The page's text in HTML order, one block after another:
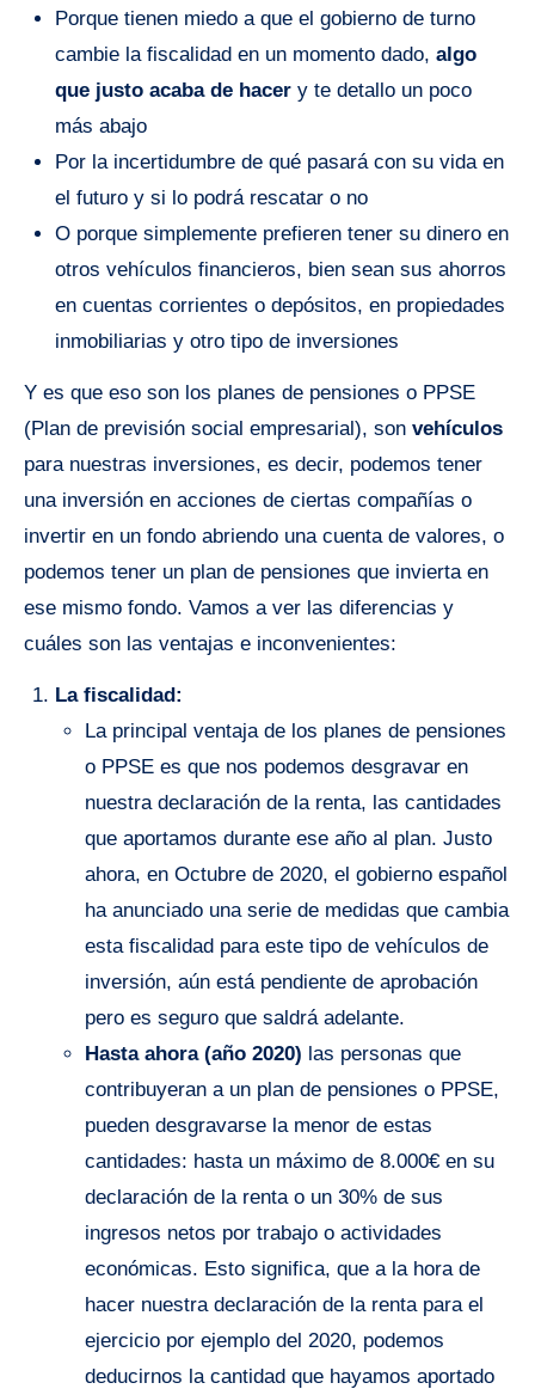
Porque tienen miedo a que el gobierno de turno
cambie la fiscalidad en un momento dado, algo
que justo acaba de hacery te detallo un poco
más abajo
Por la incertidumbre de qué pasará con su vida en
el futuro y si lo podrá rescatar o no
O porque simplemente prefieren tener su dinero en
otros vehículos financieros, bien sean sus ahorros
en cuentas corrientes o depósitos, en propiedades
inmobiliarias y otro tipo de inversiones
Y es que eso son los planes de pensiones o PPSE
(Plan de previsión social empresarial), son vehículos
para nuestras inversiones, es decir, podemos tener
una inversión en acciones de ciertas compañías o
invertir en un fondo abriendo una cuenta de valores, o
podemos tener un plan de pensiones que invierta en
ese mismo fondo. Vamos a ver las diferencias y
cuáles son las ventajas e inconvenientes:
La fiscalidad:
La principal ventaja de los planes de pensiones
o PPSE es que nos podemos desgravar en
nuestra declaración de la renta, las cantidades
que aportamos durante ese año al plan. Justo
ahora, en Octubre de 2020, el gobierno español
ha anunciado una serie de medidas que cambia
esta fiscalidad para este tipo de vehículos de
inversión, aún está pendiente de aprobación
pero es seguro que saldrá adelante.
Hasta ahora (año 2020) las personas que
contribuyeran a un plan de pensiones o PPSE,
pueden desgravarse la menor de estas
cantidades: hasta un máximo de 8.000€ en su
declaración de la renta o un 30% de sus
ingresos netos por trabajo o actividades
económicas. Esto significa, que a la hora de
hacer nuestra declaración de la renta para el
ejercicio por ejemplo del 2020, podemos
deducirnos la cantidad que hayamos aportado